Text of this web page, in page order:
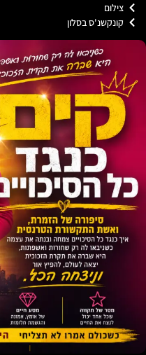
בסלון